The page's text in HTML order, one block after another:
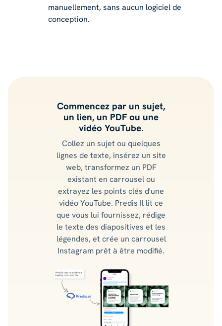
manuellement, sans aucun logiciel de
conception.
Commencez par un sujet,
un lien, un PDF ou une
vidéo YouTube.
Collez un sujet ou quelques
lignes de texte, insérez un site
web, transformez un PDF
existant en carrousel ou
extrayez les points clés d'une
vidéo YouTube. Predis Il lit ce
que vous lui fournissez, rédige
le texte des diapositives et les
légendes, et crée un carrousel
Instagram prêt à être modifié.